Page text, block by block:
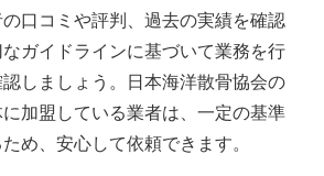
口コミや評判、過去の実績を確認
ガイドラインに基づいて業務を行
しましょう。日本海洋散骨協会の
加盟している業者は、一定の基準
め、安心して依頼できます。